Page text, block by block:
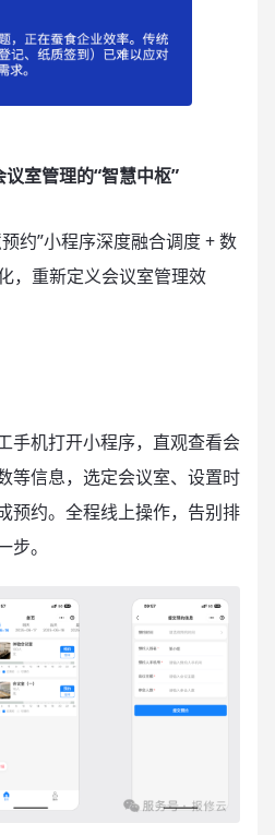
室管理的“智慧中枢”
约”小程序深度融合调度 + 数
，重新定义会议室管理效
手机打开小程序，直观查看会
等信息，选定会议室、设置时
预约。全程线上操作，告别排
。